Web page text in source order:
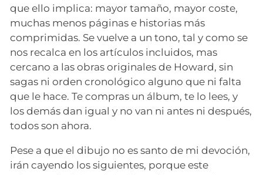
que ello implica: mayor tamaño, mayor coste,
muchas menos páginas e historias más
comprimidas. Se vuelve a un tono, tal y como se
nos recalca en los artículos incluidos, mas
cercano a las obras originales de Howard, sin
sagas ni orden cronológico alguno que ni falta
que le hace. Te compras un álbum, te lo lees, y
los demás dan igual y no van ni antes ni después,
todos son ahora.
Pese a que el dibujo no es santo de mi devoción,
irán cayendo los siguientes, porque este